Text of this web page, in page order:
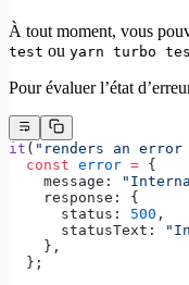
À tout moment, vous
test ou yarn turbo
Pour évaluer l’état
it ( "renders an
  const
error = {
    message:
    response: {
      status:
500 ,
      statusText:
    },
  };